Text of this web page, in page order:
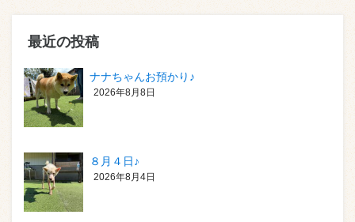
最近の投稿
ナナちゃんお預かり♪
2026年8月8日
８月４日♪
2026年8月4日